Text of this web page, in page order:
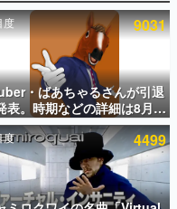
電ファミ渾身の“殿堂入り”記
々に製作時のエピソードをお
ーム）とは何か？を探ってい
。『赫本』は、〈試験問題〉
です。
度 9031
・ばあちゃるさんが引退
表。時期などの詳細は8月9
時からの配信で説明
度 4499